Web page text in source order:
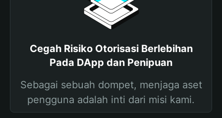
Cegah Risiko Otorisasi Berlebihan
Pada DApp dan Penipuan
Sebagai sebuah dompet, menjaga aset
pengguna adalah inti dari misi kami.